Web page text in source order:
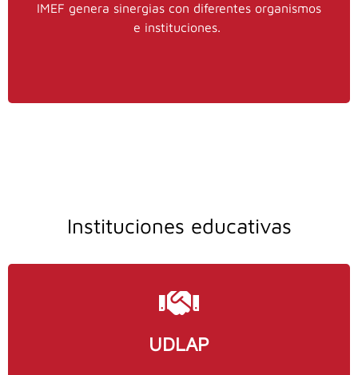
IMEF genera sinergias con diferentes organismos
e instituciones.
IMEF Convenios y Alianzas.
Instituciones educativas
UDLAP
Contactos